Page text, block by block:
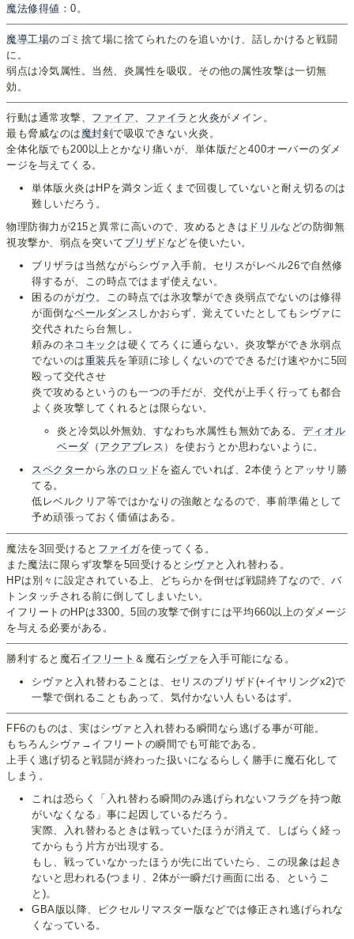
魔法修得値 ：0。
魔導工場のゴミ捨て場に捨てられたのを追いかけ、話しかけると戦闘
に。
弱点は冷気属性。当然、炎属性を吸収。その他の属性攻撃は一切無
効。
行動は通常攻撃、 ファイア ファイラ と 火炎がメイン。
最も脅威なのは 魔封剣で吸収できない火炎。
全体化版でも200以上とかなり痛いが、単体版だと400オーバーのダメ
ージを与えてくる。
単体版火炎はHPを満タン近くまで回復していないと耐え切るのは
難しいだろう。
物理防御力が215と異常に高いので、攻めるときは ドリルなどの防御無
視攻撃か、弱点を突いて ブリザド などを使いたい。
ブリザラは当然ながらシヴァ入手前。セリスがレベル26で自然修
得するが、この時点ではまず使えない。
困るのがガウ 。この時点では氷攻撃ができ炎弱点でないのは修得
が面倒なベールダンス しかおらず、覚えていたとしてもシヴァに
交代されたら台無し。
頼みのネコキック は硬くてろくに通らない。炎攻撃ができ氷弱点
でないのは重装兵を筆頭に珍しくないのでできるだけ速やかに5回
殴って交代させ
炎で攻めるというのも一つの手だが、交代が上手く行っても都合
よく炎攻撃してくれるとは限らない。
炎と冷気以外無効、すなわち水属性も無効である。 ディオル
ベーダ （ アクアブレス ）を使おうとか思わないように。
スペクターから 氷のロッドを盗んでいれば、2本使うとアッサリ勝
てる。
低レベルクリア等ではかなりの強敵となるので、事前準備として
予め頑張っておく価値はある。
魔法を3回受けると ファイガを使ってくる。
また魔法に限らず攻撃を5回受けると シヴァ と入れ替わる。
HPは別々に設定されている上、どちらかを倒せば戦闘終了なので、バ
トンタッチされる前に倒してしまいたい。
イフリートのHPは3300。5回の攻撃で倒すには平均660以上のダメージ
を与える必要がある。
勝利すると魔石イフリート ＆魔石シヴァを入手可能になる。
シヴァと入れ替わることは、セリスのブリザド(+イヤリングx2)で
一撃で倒れることもあって、気付かない人もいるはず。
FF6のものは、実はシヴァと入れ替わる瞬間なら逃げる事が可能。
もちろんシヴァ→イフリートの瞬間でも可能である。
上手く逃げ切ると戦闘が終わった扱いになるらしく勝手に魔石化して
しまう。
これは恐らく「入れ替わる瞬間のみ逃げられないフラグを持つ敵
がいなくなる」事に起因しているだろう。
実際、入れ替わるときは戦っていたほうが消えて、しばらく経っ
てからもう片方が出現する。
もし、戦っていなかったほうが先に出ていたら、この現象は起き
ないと思われる(つまり、2体が一瞬だけ画面に出る、というこ
と)。
GBA版以降、ピクセルリマスター版などでは修正され逃げられな
くなっている。